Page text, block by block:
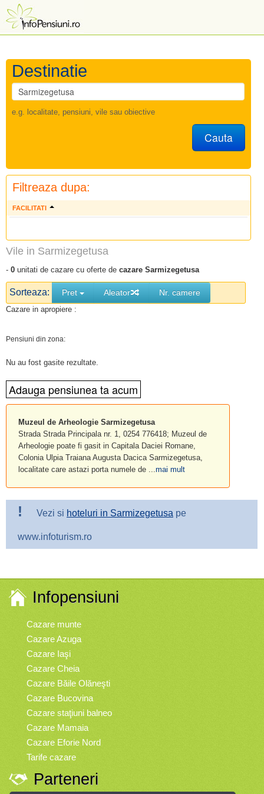
Destinatie
e.g. localitate, pensiuni, vile sau obiective
Cauta
Filtreaza dupa:
FACILITATI
Vile in Sarmizegetusa
- 0 unitati de cazare cu oferte de cazare Sarmizegetusa
Sorteaza: Pret Aleator Nr. camere
Cazare in apropiere :
Pensiuni din zona:
Nu au fost gasite rezultate.
Muzeul de Arheologie Sarmizegetusa
Strada Strada Principala nr. 1, 0254 776418; Muzeul de
Arheologie poate fi gasit in Capitala Daciei Romane,
Colonia Ulpia Traiana Augusta Dacica Sarmizegetusa,
localitate care astazi porta numele de ...mai mult
! Vezi si hoteluri in Sarmizegetusa pe
www.infoturism.ro
Infopensiuni
Cazare munte
Cazare Azuga
Cazare Iaşi
Cazare Cheia
Cazare Băile Olăneşti
Cazare Bucovina
Cazare staţiuni balneo
Cazare Mamaia
Cazare Eforie Nord
Tarife cazare
Parteneri